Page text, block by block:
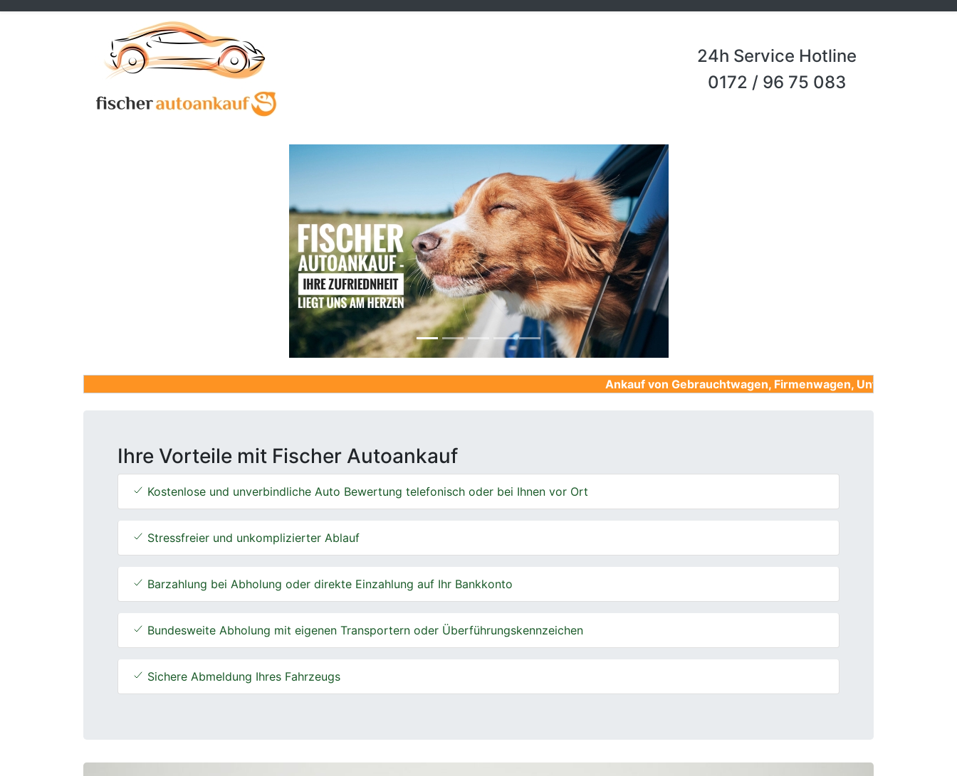
24h Service Hotline
0172 / 96 75 083
Ankauf von Gebrauchtwagen, Firmenwagen, Unfallwagen,
Ihre Vorteile mit Fischer Autoankauf
Kostenlose und unverbindliche Auto Bewertung telefonisch oder bei Ihnen vor Ort
Stressfreier und unkomplizierter Ablauf
Barzahlung bei Abholung oder direkte Einzahlung auf Ihr Bankkonto
Bundesweite Abholung mit eigenen Transportern oder Überführungskennzeichen
Sichere Abmeldung Ihres Fahrzeugs